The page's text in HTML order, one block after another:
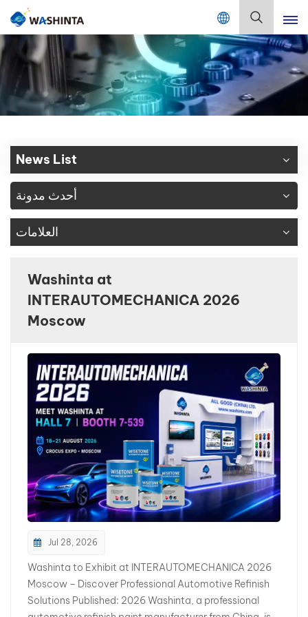
Mix Color Online
English
Français
Deutsch
Русский
Español
Português
한국어
فارسی
中文
News List
أحدث مدونة
العلامات
Washinta at
INTERAUTOMECHANICA 2026
Moscow
Jul 28, 2026
Washinta to Exhibit at INTERAUTOMECHANICA 2026
Moscow – Discover Professional Automotive Refinish
Solutions Published: 2026 Washinta, a professional